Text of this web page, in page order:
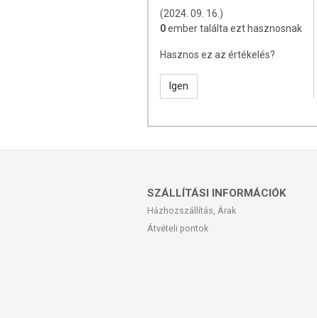
(2024. 09. 16.)
0ember találta ezt hasznosnak
Hasznos ez az értékelés?
Igen
SZÁLLÍTÁSI INFORMÁCIÓK
Házhozszállítás, Árak
Átvételi pontok